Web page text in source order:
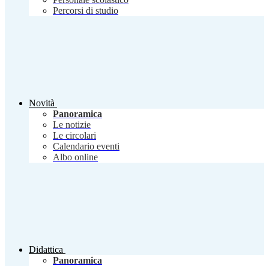
Percorsi di studio
Novità
Panoramica
Le notizie
Le circolari
Calendario eventi
Albo online
Didattica
Panoramica